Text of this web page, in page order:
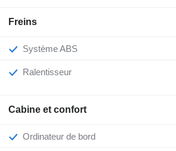
Freins
Système ABS
Ralentisseur
Cabine et confort
Ordinateur de bord